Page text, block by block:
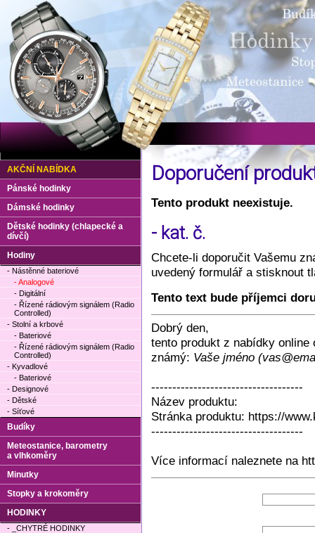
Doporučení
Tento produkt neexistuje.
- kat. č.
Chcete-li doporučit Vašemu
uvedený formulář a stisknout
Tento text bude příjemci
Dobrý den,
tento produkt z nabídky online
známý: Vaše jméno
------------------------------------
Název produktu:
Stránka produktu: https://
------------------------------------
Více informací naleznete na
AKČNÍ NABÍDKA
Pánské hodinky
Dámské hodinky
Dětské hodinky (chlapecké a
dívčí)
Hodiny
- Nástěnné bateriové
- Analogové
- Digitální
- Řízené rádiovým signálem (Radio
Controlled)
- Stolní a krbové
- Bateriové
- Řízené rádiovým signálem (Radio
Controlled)
- Kyvadlové
- Bateriové
- Designové
- Dětské
- Síťové
Budíky
Meteostanice, barometry
a vlhkoměry
Minutky
Stopky a krokoměry
HODINKY
- _CHYTRÉ HODINKY